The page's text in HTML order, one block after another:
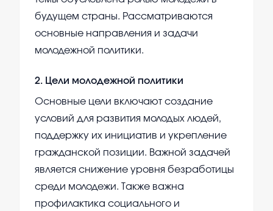
будущем страны. Рассматриваются
основные направления и задачи
молодежной политики.
2. Цели молодежной политики
Основные цели включают создание
условий для развития молодых людей,
поддержку их инициатив и укрепление
гражданской позиции. Важной задачей
является снижение уровня безработицы
среди молодежи. Также важна
профилактика социального и